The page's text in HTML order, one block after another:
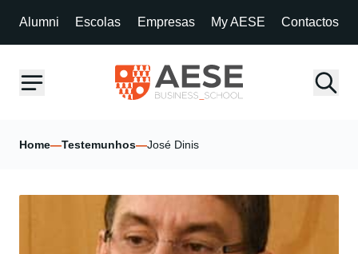
Alumni Escolas Empresas My AESE Contactos
Home—Testemunhos—José Dinis